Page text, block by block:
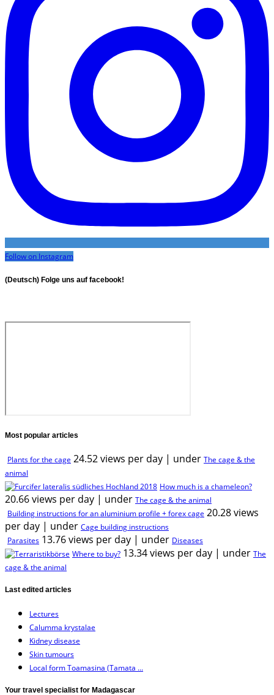
Follow on Instagram
(Deutsch) Folge uns auf facebook!
Most popular articles
Plants for the cage 24.52 views per day | under The cage & the
animal
How much is a chameleon?
20.66 views per day | under The cage & the animal
Building instructions for an aluminium profile + forex cage 20.28 views
per day | under Cage building instructions
Parasites 13.76 views per day | under Diseases
Where to buy? 13.34 views per day | under The
cage & the animal
Last edited articles
Lectures
Calumma krystalae
Kidney disease
Skin tumours
Local form Toamasina (Tamata ...
Your travel specialist for Madagascar